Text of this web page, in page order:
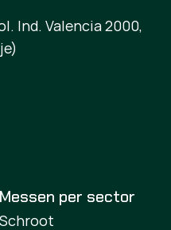
Ind. Valencia 2000,
Messen per sector
Schroot